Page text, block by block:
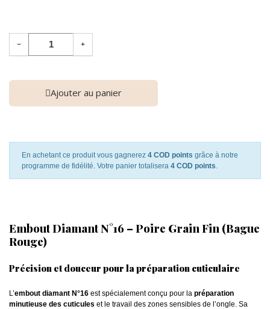
− +
Ajouter au panier
En achetant ce produit vous gagnerez 4 COD points grâce à notre
programme de fidélité. Votre panier totalisera 4 COD points.
Embout Diamant N°16 – Poire Grain Fin (Bague
Rouge)
Précision et douceur pour la préparation cuticulaire
L’embout diamant N°16 est spécialement conçu pour la préparation
minutieuse des cuticules et le travail des zones sensibles de l’ongle. Sa